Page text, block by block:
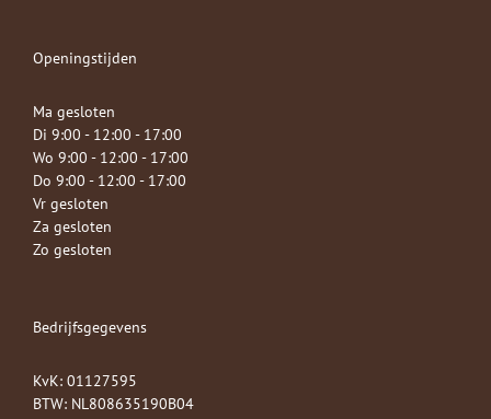
Openingstijden
Ma gesloten
Di 9:00 - 12:00 - 17:00
Wo 9:00 - 12:00 - 17:00
Do 9:00 - 12:00 - 17:00
Vr gesloten
Za gesloten
Zo gesloten
Bedrijfsgegevens
KvK: 01127595
BTW: NL808635190B04